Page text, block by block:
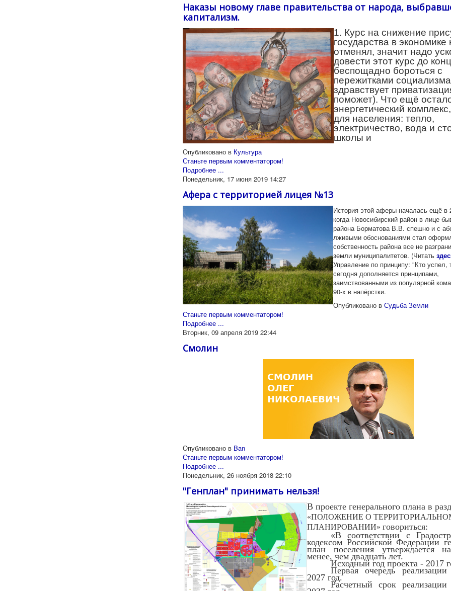
Наказы новому главе правительства от народа,
капитализм.
1. Курс на снижение
государства в экономике
отменял, значит надо
довести этот курс до
беспощадно бороться с
пережитками
здравствует
поможет). Что ещё
энергетический
для населения: тепло,
электричество, вода и
школы и
Опубликовано в Культура
Станьте первым комментатором!
Подробнее ...
Понедельник, 17 июня 2019 14:27
Афера с территорией лицея №13
История этой аферы началась ещё в
когда Новосибирский район в лице
района Борматова В.В. спешно и с
лживыми обоснованиями стал
собственность района все не
земли муниципалитетов. (Читать
Управление по принципу: "Кто
сегодня дополняется принципами,
заимствованными из популярной
90-х в напёрстки.
Опубликовано в Судьба Земли
Станьте первым комментатором!
Подробнее ...
Вторник, 09 апреля 2019 22:44
Смолин
Опубликовано в Ban
Станьте первым комментатором!
Подробнее ...
Понедельник, 26 ноября 2018 22:10
"Генплан" принимать нельзя!
В проекте генерального плана в
«ПОЛОЖЕНИЕ О
ПЛАНИРОВАНИИ» говориться:
«В соответствии с
кодексом Российской Федерации
план поселения утверждается
менее, чем двадцать лет.
Исходный год проекта - 2017
Первая очередь
2027 год.
Расчетный срок